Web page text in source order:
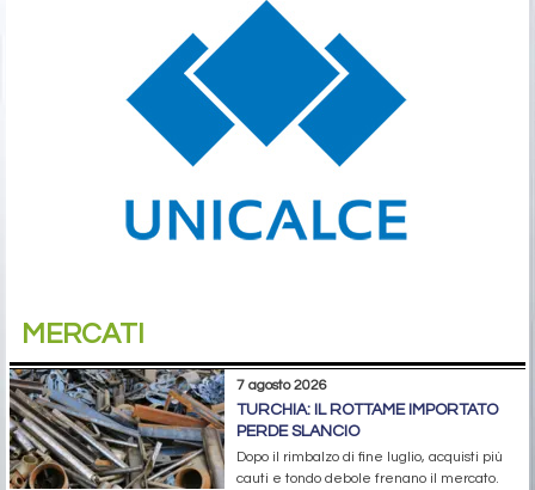
MERCATI
7 agosto 2026
TURCHIA: IL ROTTAME IMPORTATO
PERDE SLANCIO
Dopo il rimbalzo di fine luglio, acquisti più
cauti e tondo debole frenano il mercato.